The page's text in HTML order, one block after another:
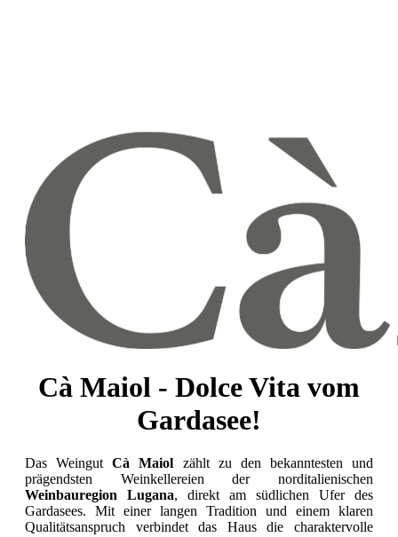
Cà Maiol - Dolce Vita vom
Gardasee!
Das WeingutCà Maiol zählt zu den bekanntesten und
prägendsten Weinkellereien der norditalienischen
Weinbauregion Lugana, direkt am südlichen Ufer des
Gardasees. Mit einer langen Tradition und einem klaren
Qualitätsanspruch verbindet das Haus die charaktervolle